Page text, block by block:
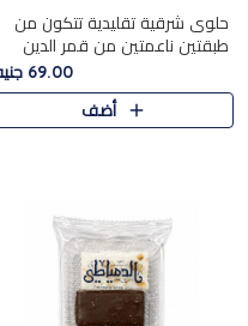
حلوى شرقية تقليدية تتكون من
طبقتين ناعمتين من قمر الدين
الفاخر، تتوسطهما حشوة غنية من
الفول السوداني المحمص، لتجمع
بين حلاوة المشمش الطبيعية..
69.00 جنيه
أضف